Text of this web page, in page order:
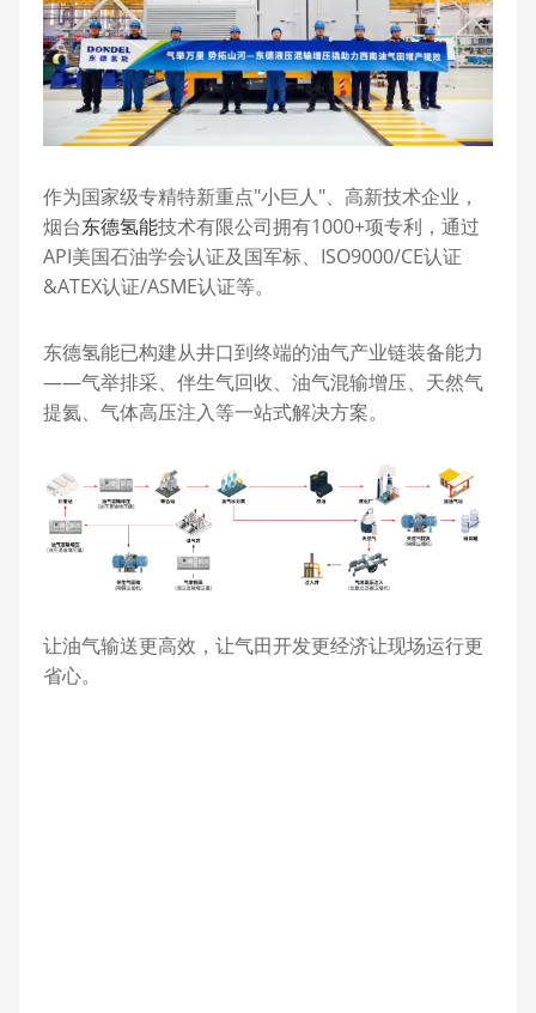
作为国家级专精特新重点"小巨人"、高新技术企业，
烟台东德氢能技术有限公司拥有1000+项专利，通过
API美国石油学会认证及国军标、ISO9000/CE认证
&ATEX认证/ASME认证等。
东德氢能已构建从井口到终端的油气产业链装备能力
——气举排采、伴生气回收、油气混输增压、天然气
提氦、气体高压注入等一站式解决方案。
让油气输送更高效，让气田开发更经济让现场运行更
省心。